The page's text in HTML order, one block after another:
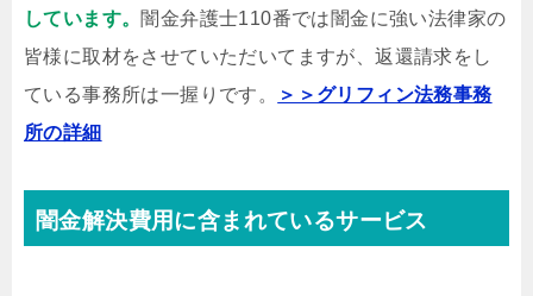
しています。 闇金弁護士110番では闇金に強い法律家の
皆様に取材をさせていただいてますが、返還請求をし
ている事務所は一握りです。
＞＞グリフィン法務事務
所の詳細
闇金解決費用に含まれているサービス